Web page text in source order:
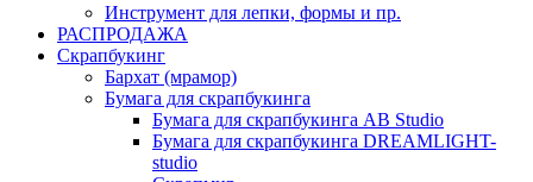
Инструмент для лепки, формы и пр.
РАСПРОДАЖА
Скрапбукинг
Бархат (мрамор)
Бумага для скрапбукинга
Бумага для скрапбукинга AB Studio
Бумага для скрапбукинга DREAMLIGHT-
studio